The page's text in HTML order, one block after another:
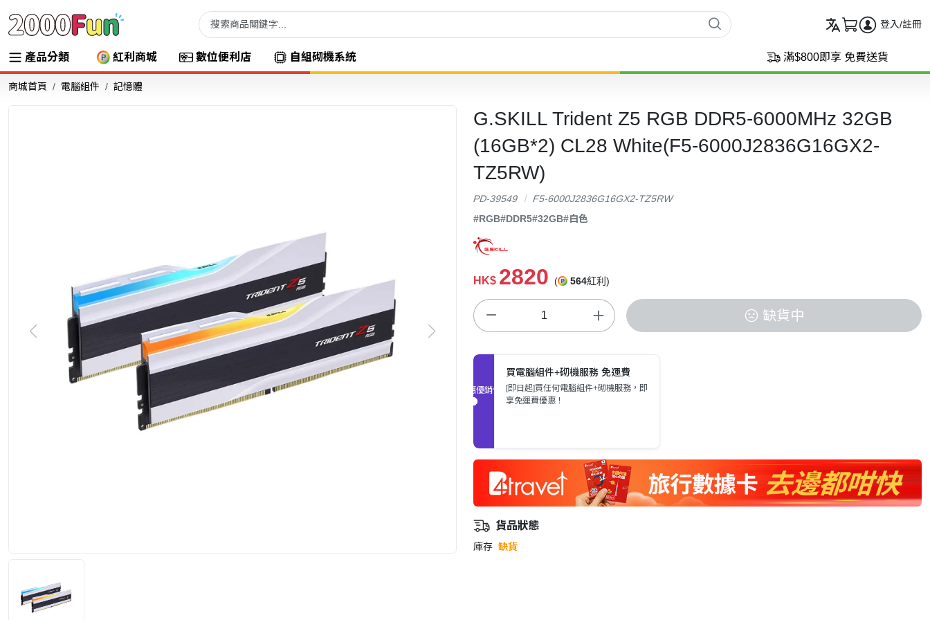
登入/註冊
產品分類 紅利商城 數位便利店 自組砌機系統 滿$800即享 免費送貨
商城首頁 電腦組件 記憶體
G.SKILL Trident Z5 RGB DDR5-6000MHz 32GB
(16GB*2) CL28 White(F5-6000J2836G16GX2-
TZ5RW)
PD-39549
F5-6000J2836G16GX2-TZ5RW
#RGB#DDR5#32GB#白色
HK$ 2820 ( 564紅利)
缺貨中
促銷優惠
買電腦組件+砌機服務 免運費
[即日起]買任何電腦組件+砌機服務，即
享免運費優惠！
貨品狀態
庫存 缺貨